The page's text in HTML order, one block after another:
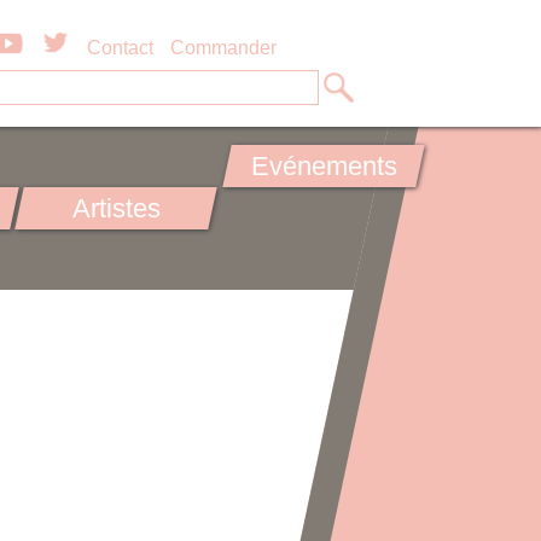
Contact Commander
Artistes
Evénements